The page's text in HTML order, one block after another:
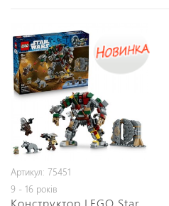
Артикул: 75451
9 - 16 років
Конструктор LEGO Star